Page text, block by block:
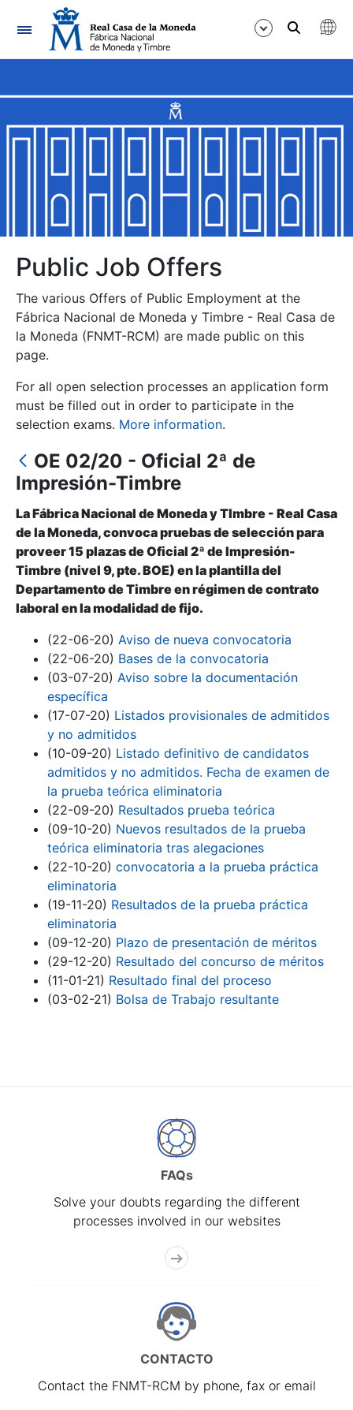
Navigation
Show/Hide
Show/Hide
Show/Hide
Show/Hide
Show/Hide
Show/Hide
Show/Hide
Show/Hide
Public Job Offers
The various Offers of Public Employment at the
Fábrica Nacional de Moneda y Timbre - Real Casa de
la Moneda (FNMT-RCM) are made public on this
page.
For all open selection processes an application form
must be filled out in order to participate in the
selection exams. More information.
OE 02/20 - Oficial 2ª de
Impresión-Timbre
La Fábrica Nacional de Moneda y Tlmbre - Real Casa
de la Moneda, convoca pruebas de selección para
proveer 15 plazas de Oficial 2ª de Impresión-
Timbre (nivel 9, pte. BOE) en la plantilla del
Departamento de Timbre en régimen de contrato
laboral en la modalidad de fijo.
(22-06-20) Aviso de nueva convocatoria
(22-06-20) Bases de la convocatoria
(03-07-20) Aviso sobre la documentación
específica
(17-07-20) Listados provisionales de admitidos
y no admitidos
(10-09-20) Listado definitivo de candidatos
admitidos y no admitidos. Fecha de examen de
la prueba teórica eliminatoria
(22-09-20) Resultados prueba teórica
(09-10-20) Nuevos resultados de la prueba
teórica eliminatoria tras alegaciones
(22-10-20) convocatoria a la prueba práctica
eliminatoria
(19-11-20) Resultados de la prueba práctica
eliminatoria
(09-12-20) Plazo de presentación de méritos
(29-12-20) Resultado del concurso de méritos
(11-01-21) Resultado final del proceso
(03-02-21) Bolsa de Trabajo resultante
FAQs
Solve your doubts regarding the different
processes involved in our websites
CONTACTO
Contact the FNMT-RCM by phone, fax or email